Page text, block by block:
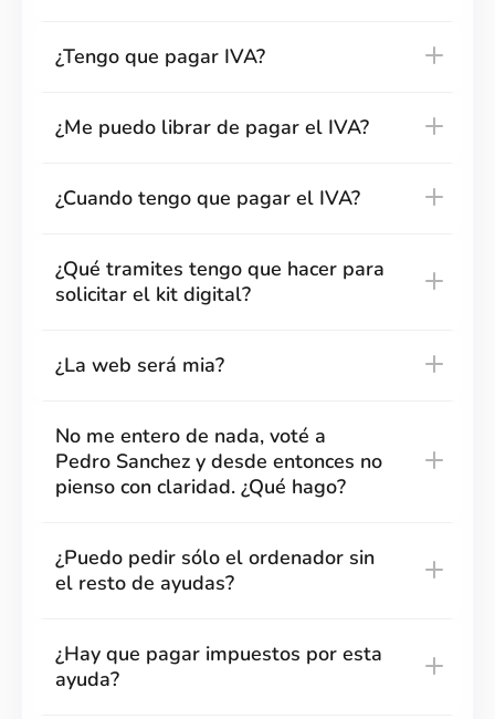
¿Tengo que pagar IVA?
¿Me puedo librar de pagar el IVA?
¿Cuando tengo que pagar el IVA?
¿Qué tramites tengo que hacer para
solicitar el kit digital?
¿La web será mia?
No me entero de nada, voté a
Pedro Sanchez y desde entonces no
pienso con claridad. ¿Qué hago?
¿Puedo pedir sólo el ordenador sin
el resto de ayudas?
¿Hay que pagar impuestos por esta
ayuda?